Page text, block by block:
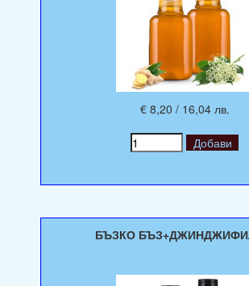
€ 8,20 / 16,04 лв.
БЪЗКО